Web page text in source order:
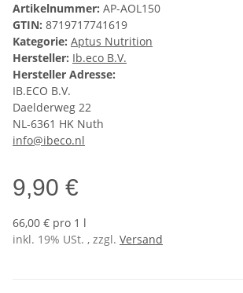
Artikelnummer: AP-AOL150
GTIN: 8719717741619
Kategorie: Aptus Nutrition
Hersteller: Ib.eco B.V.
Hersteller Adresse:
IB.ECO B.V.
Daelderweg 22
NL-6361 HK Nuth
info@ibeco.nl
9,90 €
66,00 € pro 1 l
inkl. 19% USt. , zzgl. Versand